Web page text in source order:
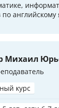
английскому
Михаил
курс